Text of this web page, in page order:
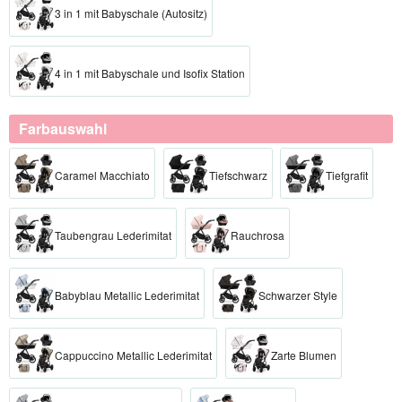
3 in 1 mit Babyschale (Autositz)
4 in 1 mit Babyschale und Isofix Station
Farbauswahl
Caramel Macchiato Tiefschwarz Tiefgrafit
Taubengrau Lederimitat Rauchrosa
Babyblau Metallic Lederimitat Schwarzer Style
Cappuccino Metallic Lederimitat Zarte Blumen